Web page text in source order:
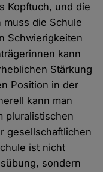
Kopftuch, und die
muss die Schule
Schwierigkeiten
kann
Stärkung
Position in der
kann man
pluralistischen
gesellschaftlichen
ist nicht
sondern